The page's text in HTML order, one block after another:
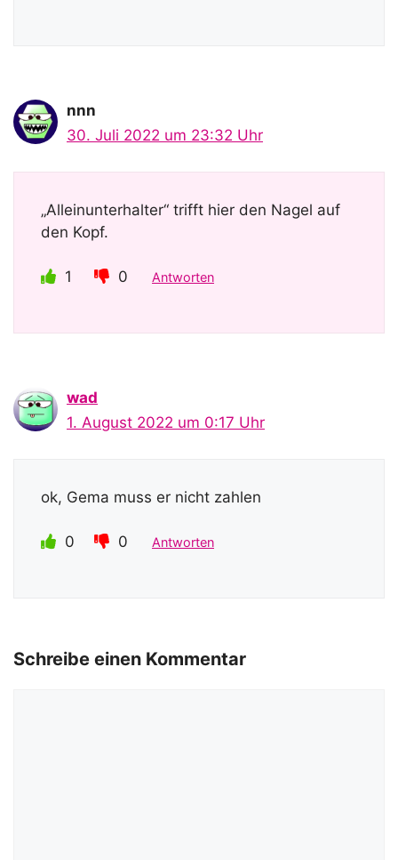
nnn
30. Juli 2022 um 23:32 Uhr
„Alleinunterhalter“ trifft hier den Nagel auf
den Kopf.
1 0 Antworten
wad
1. August 2022 um 0:17 Uhr
ok, Gema muss er nicht zahlen
0 0 Antworten
Schreibe einen Kommentar